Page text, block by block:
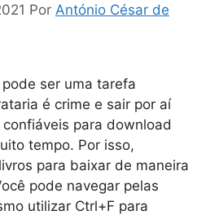
Por António César de
ser uma tarefa
é crime e sair por aí
para download
tempo. Por isso,
para baixar de maneira
pode navegar pelas
utilizar Ctrl+F para